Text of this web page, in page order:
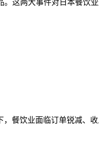
这两大事件对日本餐饮业
餐饮业面临订单锐减、收